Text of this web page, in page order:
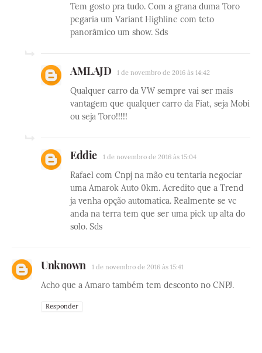
Tem gosto pra tudo. Com a grana duma Toro
pegaria um Variant Highline com teto
panorâmico um show. Sds
AMLAJD 1 de novembro de 2016 às 14:42
Qualquer carro da VW sempre vai ser mais
vantagem que qualquer carro da Fiat, seja Mobi
ou seja Toro!!!!!
Eddie 1 de novembro de 2016 às 15:04
Rafael com Cnpj na mão eu tentaria negociar
uma Amarok Auto 0km. Acredito que a Trend
ja venha opção automatica. Realmente se vc
anda na terra tem que ser uma pick up alta do
solo. Sds
Unknown 1 de novembro de 2016 às 15:41
Acho que a Amaro também tem desconto no CNPJ.
Responder